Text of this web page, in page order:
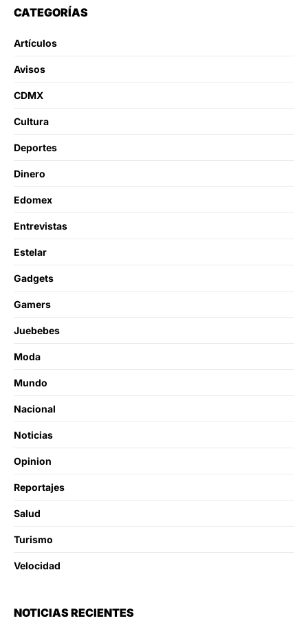
CATEGORÍAS
Artículos
Avisos
CDMX
Cultura
Deportes
Dinero
Edomex
Entrevistas
Estelar
Gadgets
Gamers
Juebebes
Moda
Mundo
Nacional
Noticias
Opinion
Reportajes
Salud
Turismo
Velocidad
NOTICIAS RECIENTES